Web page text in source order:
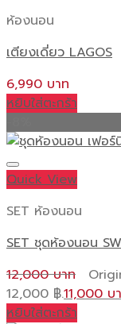
ห้องนอน
เตียงเดี่ยว LAGOS
6,990
หยิบใส่ตะกร้า
Quick View
SET ห้องนอน
SET ชุดห้องนอน
12,000
12,000 ฿.11,000
หยิบใส่ตะกร้า